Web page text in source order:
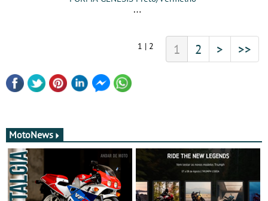
1 | 2 1 2 > >>
MotoNews